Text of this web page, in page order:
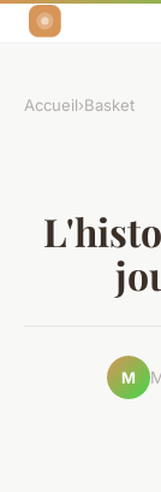
Accueil›Basket
M